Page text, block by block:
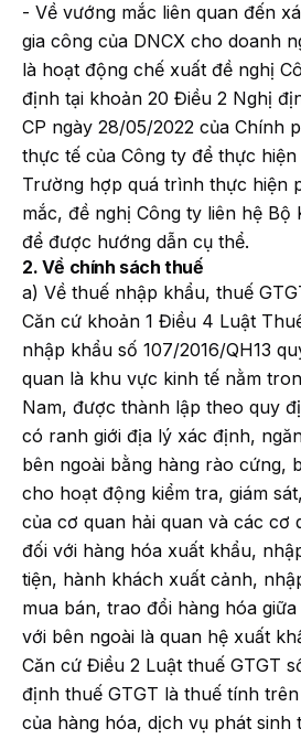
- Về vướng mắc liên quan đến
gia công của DNCX cho doanh
là hoạt động chế xuất đề nghị
định tại khoản 20 Điều 2 Nghị
CP ngày 28/05/2022 của Chính
thực tế của Công ty để thực
Trường hợp quá trình thực hiện
mắc, đề nghị Công ty liên hệ
để được hướng dẫn cụ thể.
2. Về chính sách thuế
a) Về thuế nhập khẩu, thuế
Căn cứ khoản 1 Điều 4 Luật
nhập khẩu số 107/2016/QH13
quan là khu vực kinh tế nằm
Nam, được thành lập theo quy
có ranh giới địa lý xác định,
bên ngoài bằng hàng rào cứng,
cho hoạt động kiểm tra, giám
của cơ quan hải quan và các cơ
đối với hàng hóa xuất khẩu,
tiện, hành khách xuất cảnh,
mua bán, trao đổi hàng hóa
với bên ngoài là quan hệ xuất
Căn cứ Điều 2 Luật thuế GTGT
định thuế GTGT là thuế tính
của hàng hóa, dịch vụ phát